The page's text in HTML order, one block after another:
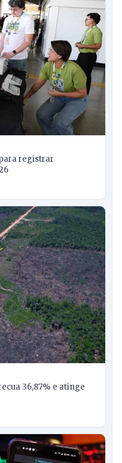
registrar
36,87% e atinge